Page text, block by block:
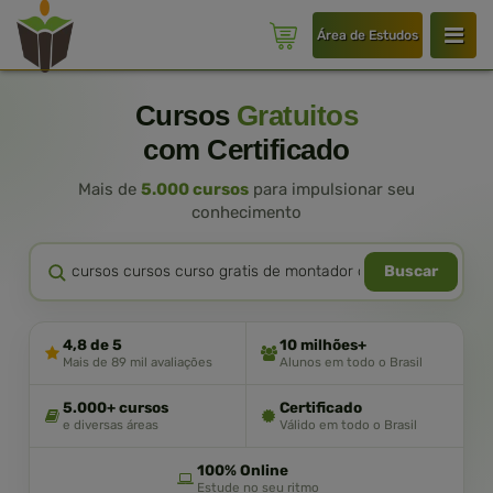
Área de Estudos
Cursos Gratuitos
com Certificado
Mais de 5.000 cursos para impulsionar seu
conhecimento
Buscar
4,8 de 5
Mais de 89 mil avaliações
10 milhões+
Alunos em todo o Brasil
5.000+ cursos
e diversas áreas
Certificado
Válido em todo o Brasil
100% Online
Estude no seu ritmo